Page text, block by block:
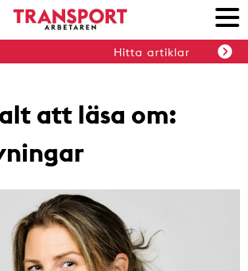
Hitta artiklar
att läsa om: